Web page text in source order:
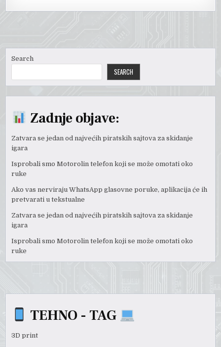
Search
SEARCH
Zadnje objave:
Zatvara se jedan od najvećih piratskih sajtova za skidanje
igara
Isprobali smo Motorolin telefon koji se može omotati oko
ruke
Ako vas nerviraju WhatsApp glasovne poruke, aplikacija će ih
pretvarati u tekstualne
Zatvara se jedan od najvećih piratskih sajtova za skidanje
igara
Isprobali smo Motorolin telefon koji se može omotati oko
ruke
TEHNO - TAG
3D print